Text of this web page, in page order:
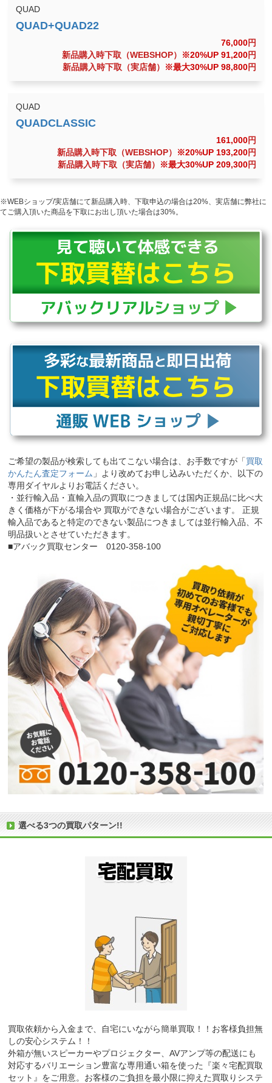
QUAD
76,000円
新品購入時下取（WEBSHOP）
※20%UP 91,200円
新品購入時下取（実店舗）
※最大30%UP 98,800円
QUAD
161,000円
新品購入時下取（WEBSHOP）
※20%UP 193,200円
新品購入時下取（実店舗）
※最大30%UP 209,300円
※WEBショップ/実店舗にて新品購入時、下取申込の場合は20%、実店舗に弊社に
てご購入頂いた商品を下取にお出し頂いた場合は30%。
ご希望の製品が検索しても出てこない場合は、お手数ですが「買取
かんたん査定フォーム 」より改めてお申し込みいただくか、以下の
専用ダイヤルよりお電話ください。
・並行輸入品・直輸入品の買取につきましては国内正規品に比べ大
きく価格が下がる場合や 買取ができない場合がございます。 正規
輸入品であると特定のできない製品につきましては並行輸入品、不
明品扱いとさせていただきます。
■アバック買取センター 0120-358-100
選べる3つの買取パターン!!
買取依頼から入金まで、自宅にいながら簡単買取！！お客様負担無
しの安心システム！！
外箱が無いスピーカーやプロジェクター、AVアンプ等の配送にも
対応するバリエーション豊富な専用通い箱を使った『楽々宅配買取
セット』をご用意。お客様のご負担を最小限に抑えた買取りシステ